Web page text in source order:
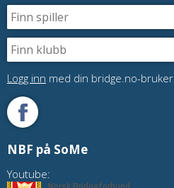
Logg inn med din bridge.no-bruker
NBF på SoMe
Youtube: